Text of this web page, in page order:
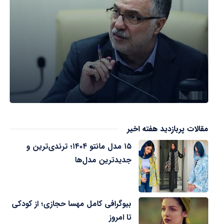
مقالات پربازدید هفته اخیر
۱۵ مدل مانتو ۱۴۰۴؛ ترندی‌ترین و
جدیدترین مدل‌ها
بیوگرافی کامل مهسا حجازی؛ از کودکی
تا امروز